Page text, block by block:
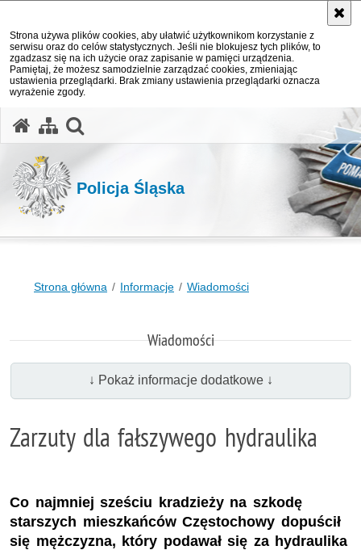
Strona używa plików cookies, aby ułatwić użytkownikom korzystanie z
serwisu oraz do celów statystycznych. Jeśli nie blokujesz tych plików, to
zgadzasz się na ich użycie oraz zapisanie w pamięci urządzenia.
Pamiętaj, że możesz samodzielnie zarządzać cookies, zmieniając
ustawienia przeglądarki. Brak zmiany ustawienia przeglądarki oznacza
wyrażenie zgody.
Policja Śląska
Strona główna Informacje Wiadomości
Wiadomości
↓ Pokaż informacje dodatkowe ↓
Zarzuty dla fałszywego hydraulika
Co najmniej sześciu kradzieży na szkodę
starszych mieszkańców Częstochowy dopuścił
się mężczyzna, który podawał się za hydraulika